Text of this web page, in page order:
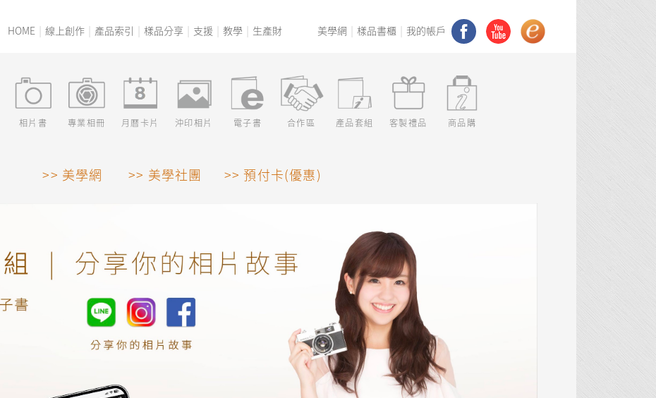
HOME 線上創作 產品索引 樣品分享 支援 教學 生產財 美學網 樣品書櫃 我的帳戶
相片書 專業相冊 月曆卡片 沖印相片 電子書 合作區 產品套組 客製禮品 商品購
>> 美學網 >> 美學社團 >> 預付卡(優惠)